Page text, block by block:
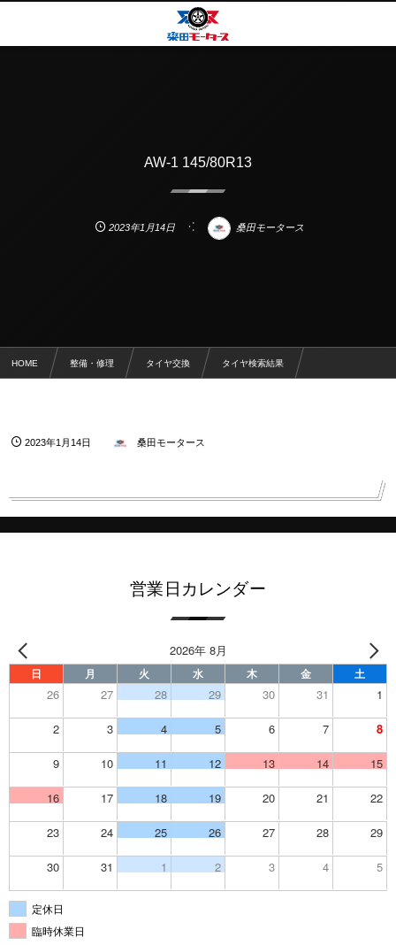
AW-1 145/80R13
2023年1月14日 桑田モータース
HOME 整備・修理 タイヤ交換 タイヤ検索結果
2023年1月14日 桑田モータース
営業日カレンダー
2026年 8月
日 月 火 水 木 金 土
26 27 28 29 30 31 1
2 3 4 5 6 7 8
9 10 11 12 13 14 15
16 17 18 19 20 21 22
23 24 25 26 27 28 29
30 31 1 2 3 4 5
定休日
臨時休業日